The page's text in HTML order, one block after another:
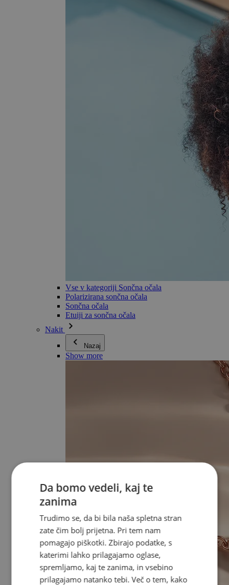
Vse v kategoriji Sončna očala
Polarizirana sončna očala
Sončna očala
Etuiji za sončna očala
Nakit
Nazaj
Show more
Da bomo vedeli, kaj te
zanima
Trudimo se, da bi bila naša spletna stran
zate čim bolj prijetna. Pri tem nam
pomagajo piškotki. Zbirajo podatke, s
katerimi lahko prilagajamo oglase,
spremljamo, kaj te zanima, in vsebino
prilagajamo natanko tebi. Več o tem, kako